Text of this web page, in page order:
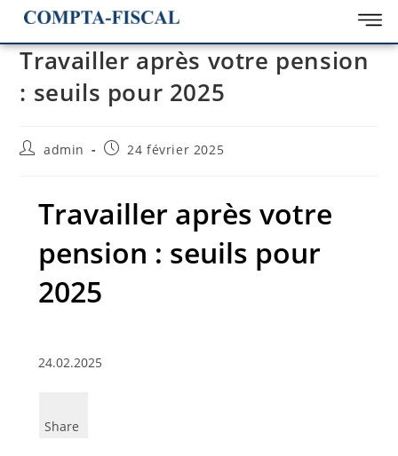
Travailler après votre pension
: seuils pour 2025
admin 24 février 2025
Travailler après votre
pension : seuils pour
2025
24.02.2025
Share